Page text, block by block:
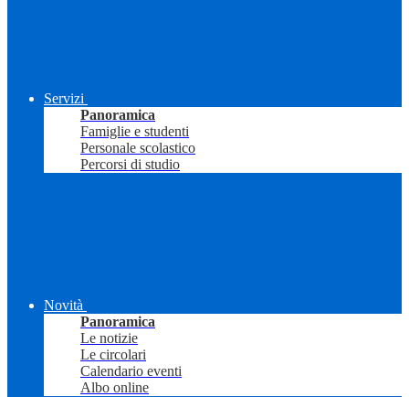
Servizi
Panoramica
Famiglie e studenti
Personale scolastico
Percorsi di studio
Novità
Panoramica
Le notizie
Le circolari
Calendario eventi
Albo online